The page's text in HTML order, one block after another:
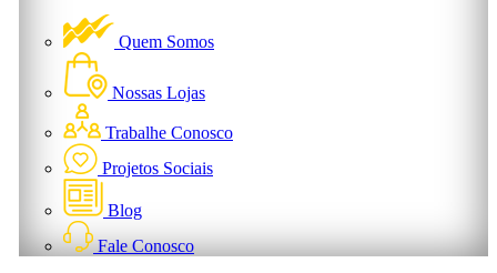
Quem Somos
Nossas Lojas
Trabalhe Conosco
Projetos Sociais
Blog
Fale Conosco